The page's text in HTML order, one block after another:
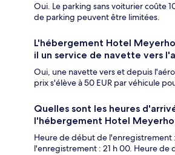
Oui. Le parking sans voiturier coûte
de parking peuvent être limitées.
L'hébergement Hotel
il un service de navette vers
Oui, une navette vers et depuis
prix s'élève à 50 EUR par véhicule
Quelles sont les heures
l'hébergement Hotel
Heure de début de l'enregistrement
l'enregistrement : 21 h 00. Heure de